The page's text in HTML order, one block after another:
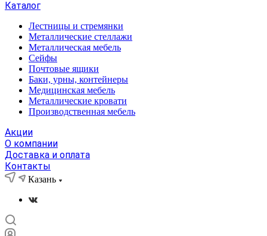
Каталог
Лестницы и стремянки
Металлические стеллажи
Металлическая мебель
Сейфы
Почтовые ящики
Баки, урны, контейнеры
Медицинская мебель
Металлические кровати
Производственная мебель
Акции
О компании
Доставка и оплата
Контакты
Казань